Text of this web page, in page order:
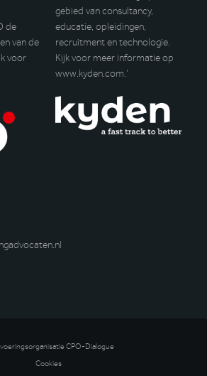
de
van de
voor
gebied van consultancy,
educatie, opleidingen,
recruitment en technologie.
Kijk voor meer informatie op
www.kyden.com.’
CPO-Dialogue
Cookies